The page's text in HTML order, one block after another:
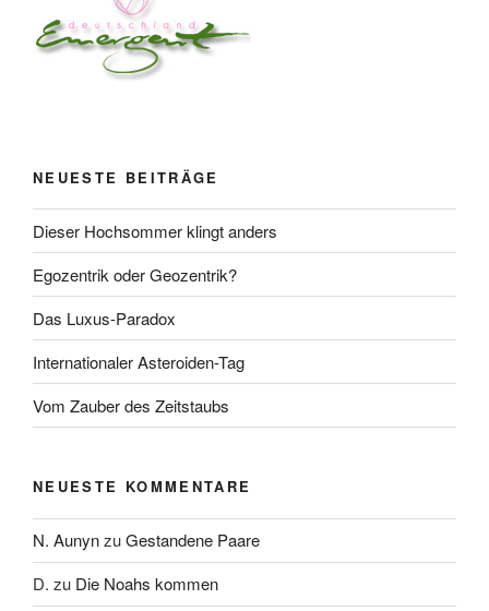
NEUESTE BEITRÄGE
Dieser Hochsommer klingt anders
Egozentrik oder Geozentrik?
Das Luxus-Paradox
Internationaler Asteroiden-Tag
Vom Zauber des Zeitstaubs
NEUESTE KOMMENTARE
N. AunynzuGestandene Paare
D. zu Die Noahs kommen